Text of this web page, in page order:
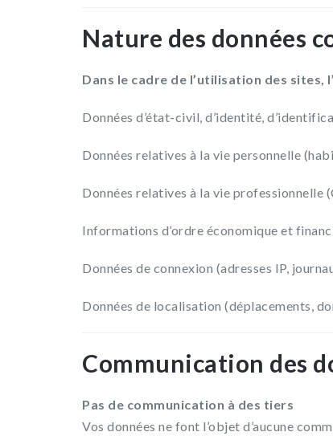
Nature des données
Dans le cadre de l’utilisation des
Données d’état-civil, d’identité,
Données relatives à la vie personnelle
Données relatives à la vie
Informations d’ordre économique et
Données de connexion (adresses IP,
Données de localisation (déplacements,
Communication des
Pas de communication à des tiers
Vos données ne font l’objet d’aucune